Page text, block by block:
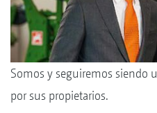
Somos y seguiremos siendo
por sus propietarios.